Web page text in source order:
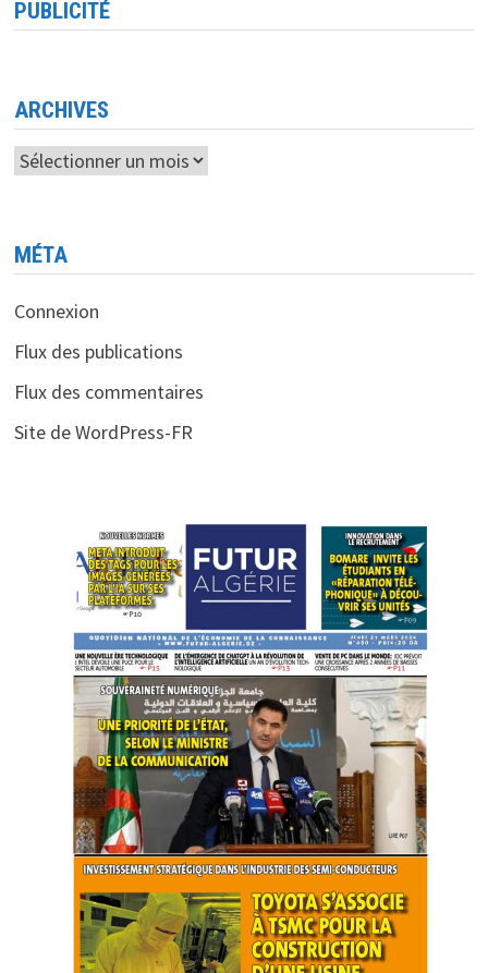
PUBLICITÉ
ARCHIVES
Archives
MÉTA
Connexion
Flux des publications
Flux des commentaires
Site de WordPress-FR